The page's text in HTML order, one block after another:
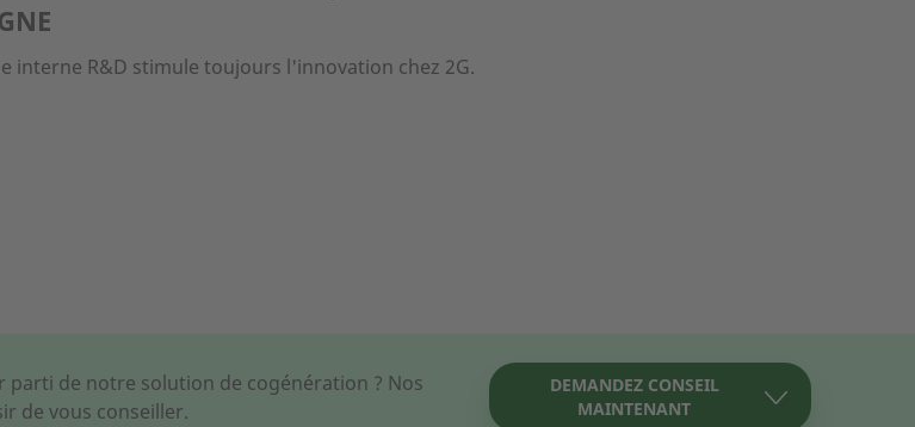
interne R&D stimule toujours l'innovation chez 2G.
parti de notre solution de cogénération ? Nos
de vous conseiller.
DEMANDEZ CONSEIL
MAINTENANT